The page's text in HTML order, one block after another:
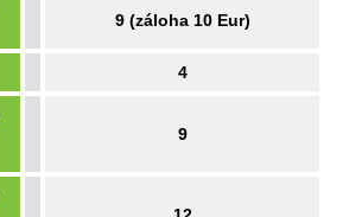
9 (záloha 10 Eur)
4
9